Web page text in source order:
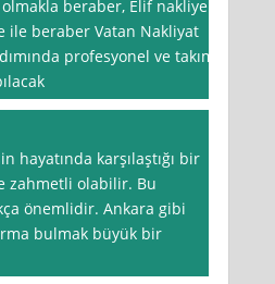
beraber, Elif nakliye
ile beraber Vatan Nakliyat
profesyonel ve takım
hayatında karşılaştığı bir
zahmetli olabilir. Bu
önemlidir. Ankara gibi
bulmak büyük bir